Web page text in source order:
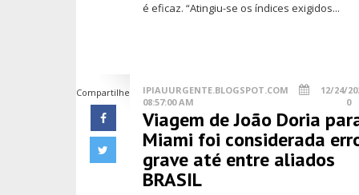
é eficaz. “Atingiu-se os índices exigidos...
Compartilhe IPIAUURGENTE.BLOGSPOT.COM
12/24/
08:57:00 AM
0
Viagem de João Doria
Miami foi considerada
grave até entre aliados
BRASIL